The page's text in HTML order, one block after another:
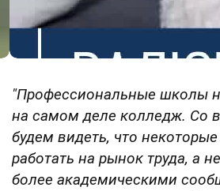
"Профессиональные школы
на самом деле колледж. Со
будем видеть, что
работать на рынок труда, а
более академическими